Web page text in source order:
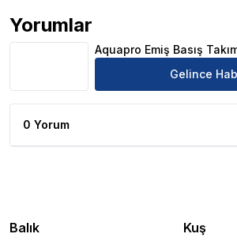
Yorumlar
Aquapro Emiş Basış Takımı 16/22
Aquapro Emiş Basış
Gelince
0 Yorum
Balık Kuş